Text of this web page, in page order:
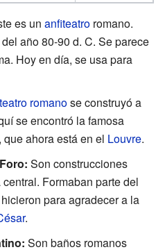
es un anfiteatro romano.
año 80-90 d. C. Se parece
Hoy en día, se usa para
teatro romanose construyó a
se encontró la famosa
ahora está en el Louvre.
Son construcciones
Formaban parte del
para agradecer a la
.
Son baños romanos